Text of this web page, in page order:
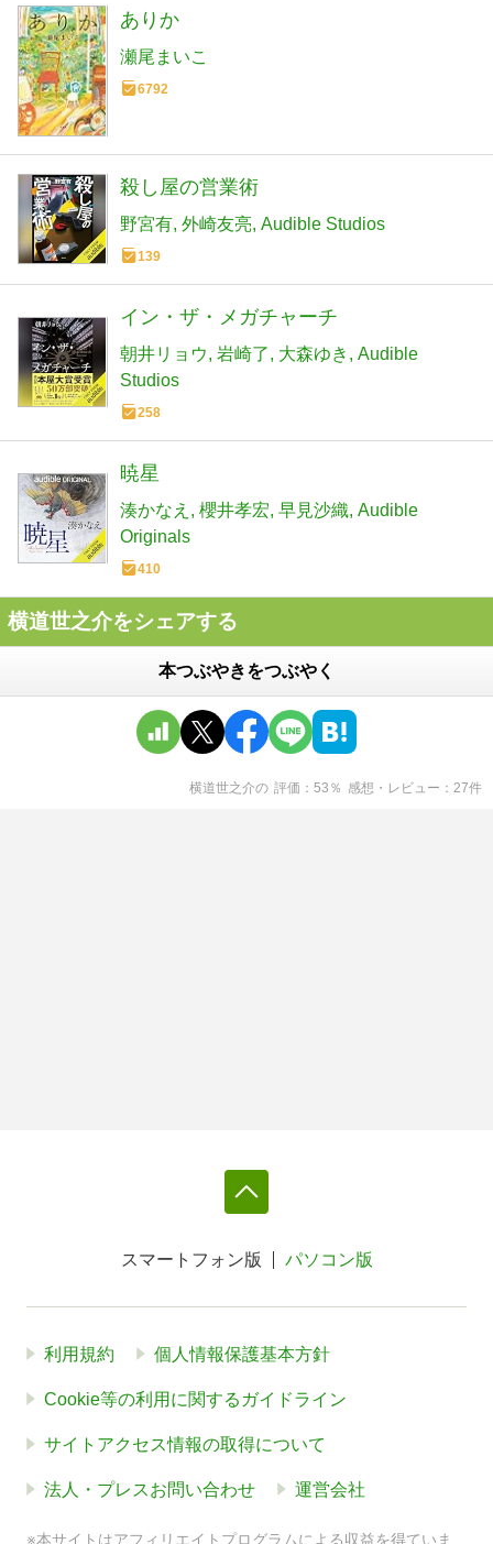
ありか
瀬尾まいこ
6792
殺し屋の営業術
野宮有 外崎友亮 Audible Studios
139
イン・ザ・メガチャーチ
朝井リョウ 岩崎了 大森ゆき
Audible
Studios
258
暁星
湊かなえ 櫻井孝宏 早見沙織 Audible
Originals
410
横道世之介をシェアする
本つぶやきをつぶやく
横道世之介の 評価 53 ％ 感想・レビュー 27件
スマートフォン版 パソコン版
利用規約 個人情報保護基本方針
Cookie等の利用に関するガイドライン
サイトアクセス情報の取得について
法人・プレスお問い合わせ 運営会社
※本サイトはアフィリエイトプログラムによる収益を得ていま